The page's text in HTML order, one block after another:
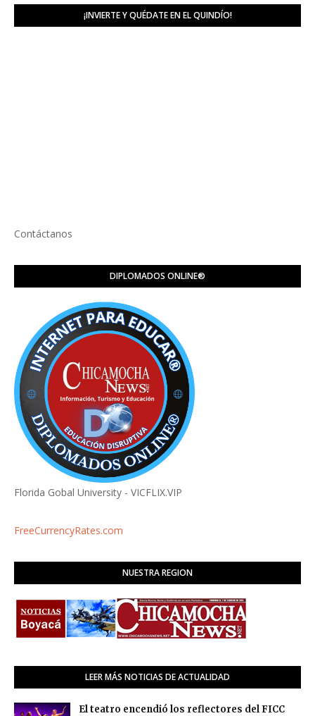
¡INVIERTE Y QUÉDATE EN EL QUINDÍO!
Contáctanos
DIPLOMADOS ONLINE®️
Florida Gobal University - VICFLIX.VIP
FreeCurrencyRates.com
NUESTRA REGION
LEER MÁS NOTICIAS DE ACTUALIDAD
El teatro encendió los reflectores del FICC